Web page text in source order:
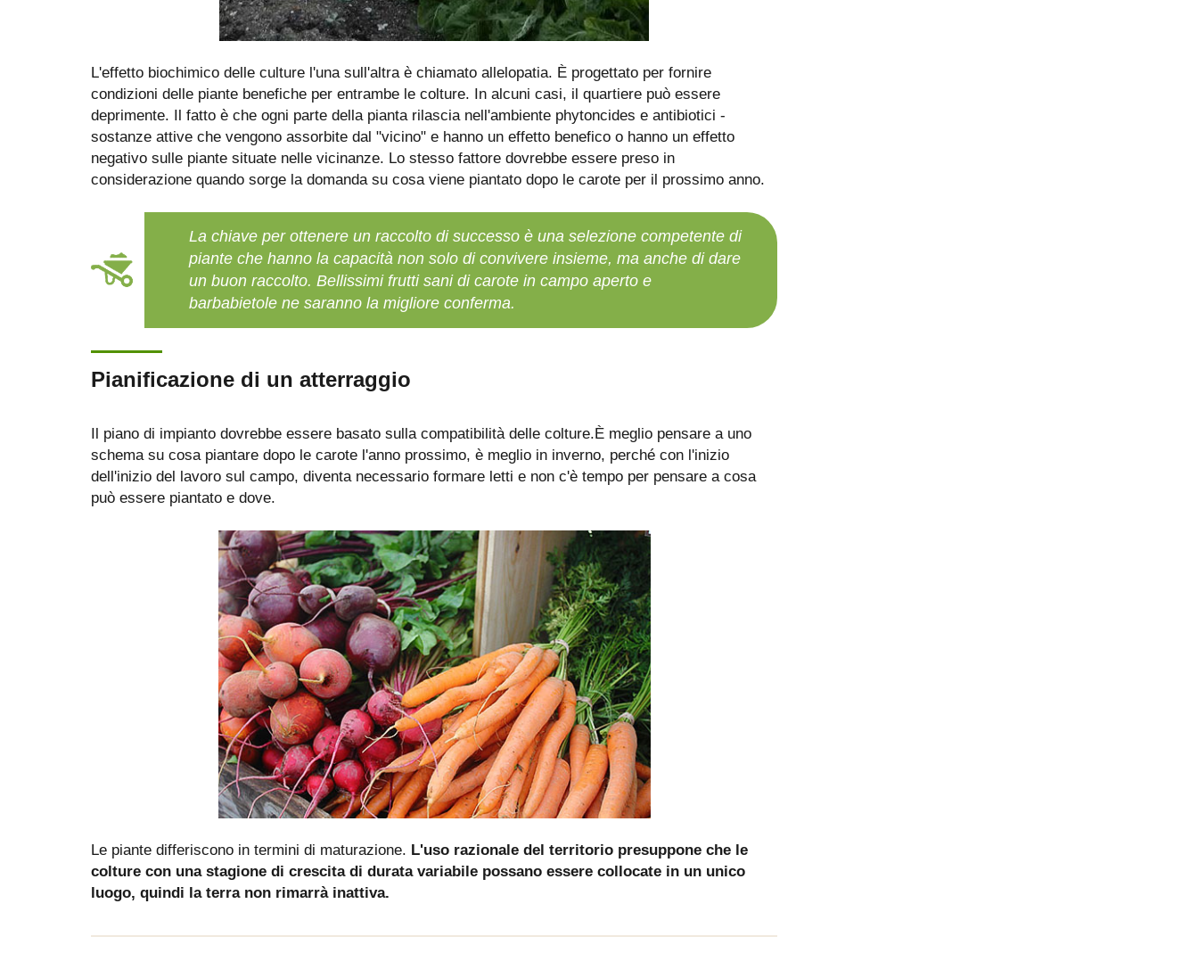
L'effetto biochimico delle culture l'una sull'altra è chiamato allelopatia. È progettato per fornire
condizioni delle piante benefiche per entrambe le colture. In alcuni casi, il quartiere può essere
deprimente. Il fatto è che ogni parte della pianta rilascia nell'ambiente phytoncides e antibiotici -
sostanze attive che vengono assorbite dal "vicino" e hanno un effetto benefico o hanno un effetto
negativo sulle piante situate nelle vicinanze. Lo stesso fattore dovrebbe essere preso in
considerazione quando sorge la domanda su cosa viene piantato dopo le carote per il prossimo anno.
La chiave per ottenere un raccolto di successo è una selezione competente di
piante che hanno la capacità non solo di convivere insieme, ma anche di dare
un buon raccolto. Bellissimi frutti sani di carote in campo aperto e
barbabietole ne saranno la migliore conferma.
Pianificazione di un atterraggio
Il piano di impianto dovrebbe essere basato sulla compatibilità delle colture.È meglio pensare a uno
schema su cosa piantare dopo le carote l'anno prossimo, è meglio in inverno, perché con l'inizio
dell'inizio del lavoro sul campo, diventa necessario formare letti e non c'è tempo per pensare a cosa
può essere piantato e dove.
Le piante differiscono in termini di maturazione. L'uso razionale del territorio presuppone che le
colture con una stagione di crescita di durata variabile possano essere collocate in un unico
luogo, quindi la terra non rimarrà inattiva.